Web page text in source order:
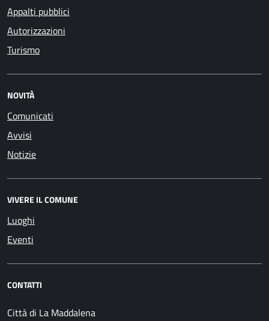
Appalti pubblici
Autorizzazioni
Turismo
NOVITÀ
Comunicati
Avvisi
Notizie
VIVERE IL COMUNE
Luoghi
Eventi
CONTATTI
Città di La Maddalena